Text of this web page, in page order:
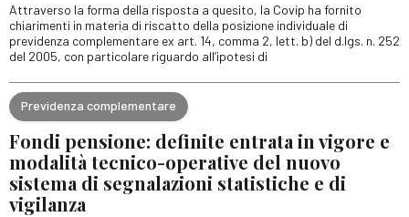
Attraverso la forma della risposta a quesito, la Covip ha fornito
chiarimenti in materia di riscatto della posizione individuale di
previdenza complementare ex art. 14, comma 2, lett. b) del d.lgs. n. 252
del 2005, con particolare riguardo all’ipotesi di
Previdenza complementare
Fondi pensione: definite entrata in vigore e
modalità tecnico-operative del nuovo
sistema di segnalazioni statistiche e di
vigilanza